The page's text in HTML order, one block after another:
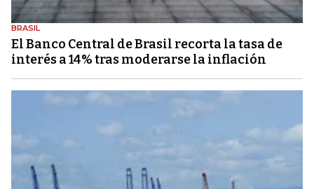
BRASIL
El Banco Central de Brasil recorta la tasa de
interés a 14% tras moderarse la inflación